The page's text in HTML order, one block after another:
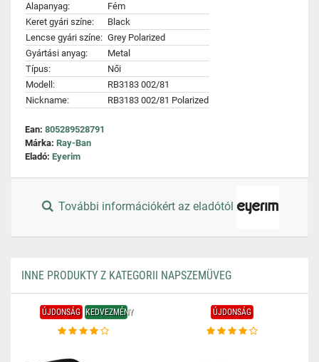
Alapanyag:
Fém
Keret gyári színe:
Black
Lencse gyári színe: Grey Polarized
Gyártási anyag:
Metal
Típus:
Női
Modell:
RB3183 002/81
Nickname:
RB3183 002/81 Polarized
Ean: 805289528791
Márka: Ray-Ban
Eladó: Eyerim
További információkért az eladótól
INNE PRODUKTY Z KATEGORII NAPSZEMÜVEG
ÚJDONSÁG KEDVEZMÉNY ÚJDONSÁG